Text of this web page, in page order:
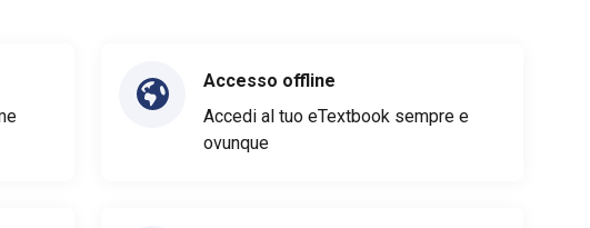
Accesso offline
Accedi al tuo eTextbook sempre e
ovunque